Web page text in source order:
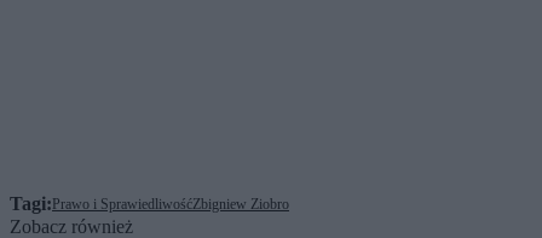
Tagi: Prawo i SprawiedliwośćZbigniew Ziobro
Zobacz również